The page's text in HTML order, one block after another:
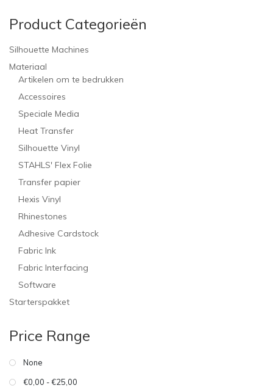
Product Categorieën
Silhouette Machines
Materiaal
Artikelen om te bedrukken
Accessoires
Speciale Media
Heat Transfer
Silhouette Vinyl
STAHLS' Flex Folie
Transfer papier
Hexis Vinyl
Rhinestones
Adhesive Cardstock
Fabric Ink
Fabric Interfacing
Software
Starterspakket
Price Range
None
€0,00 - €25,00